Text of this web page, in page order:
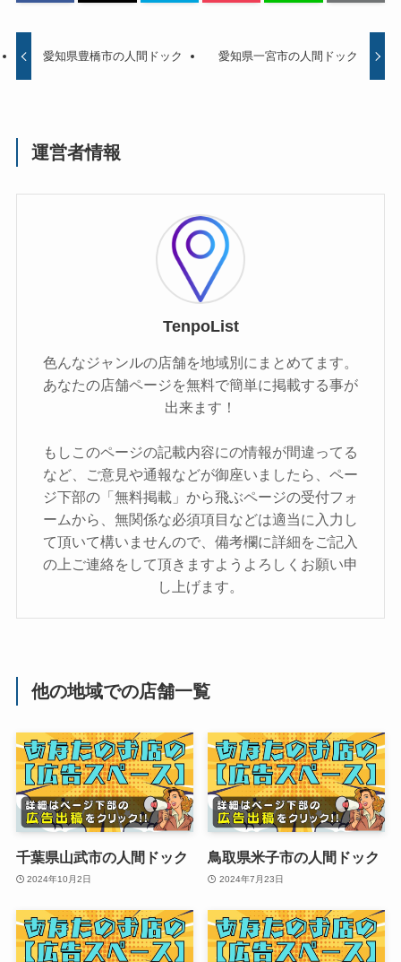
愛知県豊橋市の人間ドック 愛知県一宮市の人間ドック
運営者情報
TenpoList
色んなジャンルの店舗を地域別にまとめてます。
あなたの店舗ページを無料で簡単に掲載する事が
出来ます！
もしこのページの記載内容にの情報が間違ってる
など、ご意見や通報などが御座いましたら、ペー
ジ下部の「無料掲載」から飛ぶページの受付フォ
ームから、無関係な必須項目などは適当に入力し
て頂いて構いませんので、備考欄に詳細をご記入
の上ご連絡をして頂きますようよろしくお願い申
し上げます。
他の地域での店舗一覧
千葉県山武市の人間ドック
2024年10月2日
鳥取県米子市の人間ドック
2024年7月23日